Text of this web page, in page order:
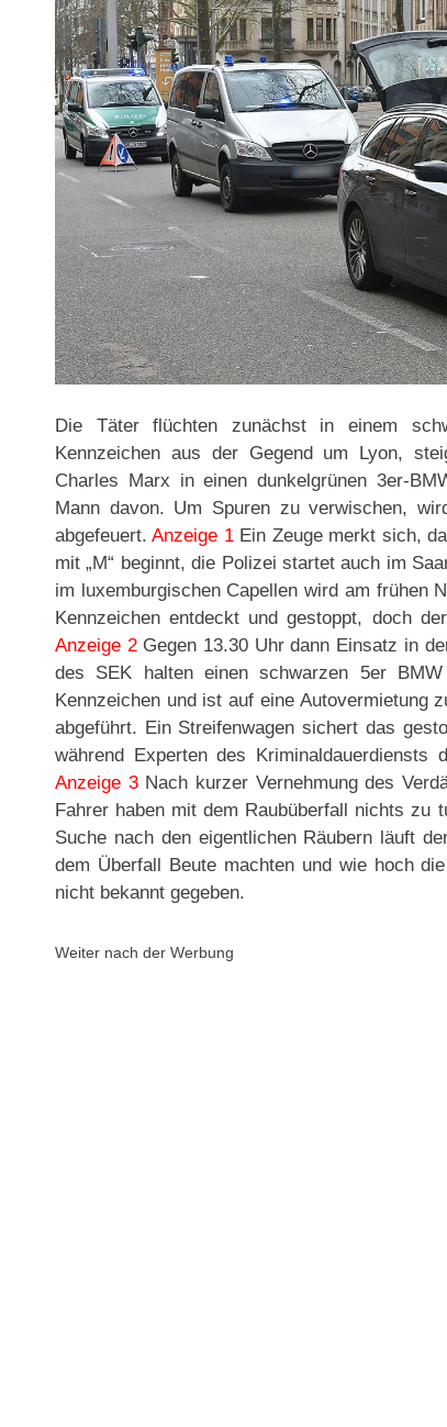
Die Täter flüchten zunächst in einem
Kennzeichen aus der Gegend um Lyon,
Charles Marx in einen dunkelgrünen 3er-
Mann davon. Um Spuren zu verwischen,
abgefeuert.Anzeige 1Ein Zeuge merkt sich,
mit „M“ beginnt, die Polizei startet auch im
im luxemburgischen Capellen wird am frühen
Kennzeichen entdeckt und gestoppt, doch
Anzeige 2Gegen 13.30 Uhr dann Einsatz in
des SEK halten einen schwarzen 5er
Kennzeichen und ist auf eine Autovermietung
abgeführt. Ein Streifenwagen sichert das
während Experten des Kriminaldauerdiensts
Anzeige 3Nach kurzer Vernehmung des
Fahrer haben mit dem Raubüberfall nichts zu
Suche nach den eigentlichen Räubern läuft
dem Überfall Beute machten und wie hoch
nicht bekannt gegeben.
Weiter nach der Werbung